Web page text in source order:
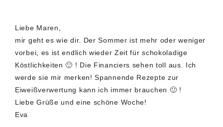
Liebe Maren,
mir geht es wie dir. Der Sommer ist mehr oder weniger
vorbei, es ist endlich wieder Zeit für schokoladige
Köstlichkeiten 🙂 ! Die Financiers sehen toll aus. Ich
werde sie mir merken! Spannende Rezepte zur
Eiweißverwertung kann ich immer brauchen 🙂 !
Liebe Grüße und eine schöne Woche!
Eva